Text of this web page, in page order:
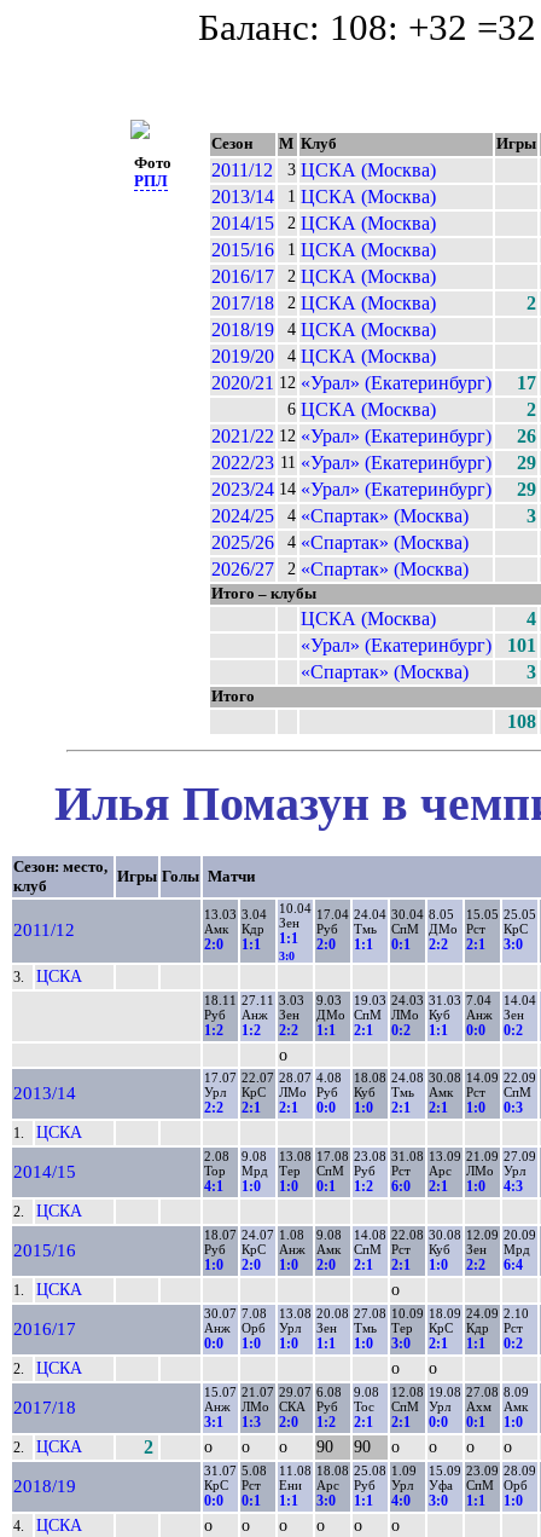
Фото
РПЛ
Баланс: 108: +32
Сезон М Клуб Игры
2011/12 3 ЦСКА (Москва)
2013/14
1 ЦСКА (Москва)
2014/15
2 ЦСКА (Москва)
2015/16
1 ЦСКА (Москва)
2016/17
2 ЦСКА (Москва)
2017/18
2 ЦСКА (Москва)
2
2018/19
4 ЦСКА (Москва)
2019/20
4 ЦСКА (Москва)
2020/21 12 «Урал» (Екатеринбург) 17
6 ЦСКА (Москва)
2
2021/22 12 «Урал» (Екатеринбург)
26
2022/23 11 «Урал» (Екатеринбург)
29
2023/24 14 «Урал» (Екатеринбург)
29
2024/25
4 «Спартак» (Москва)
3
2025/26
4 «Спартак» (Москва)
2026/27
2 «Спартак» (Москва)
Итого – клубы
ЦСКА (Москва)
4
«Урал» (Екатеринбург)
101
«Спартак» (Москва)
3
Итого
108
Илья Помазун в
Сезон: место,
клуб
Игры Голы Матчи
2011/12
13.03
Амк
2:0
3.04
Кдр
1:1
10.04
Зен
1:1
3:0
17.04
Руб
2:0
24.04
Тмь
1:1
30.04
СпМ
0:1
8.05
ДМо
2:2
15.05
Рст
2:1
25.05
КрС
3:0
3. ЦСКА
18.11
Руб
1:2
27.11
Анж
1:2
3.03
Зен
2:2
9.03
ДМо
1:1
19.03
СпМ
2:1
24.03
ЛМо
0:2
31.03
Куб
1:1
7.04
Анж
0:0
14.04
Зен
0:2
о
2013/14
17.07
Урл
2:2
22.07
КрС
2:1
28.07
ЛМо
2:1
4.08
Руб
0:0
18.08
Куб
1:0
24.08
Тмь
2:1
30.08
Амк
2:1
14.09
Рст
1:0
22.09
СпМ
0:3
1. ЦСКА
2014/15
2.08
Тор
4:1
9.08
Мрд
1:0
13.08
Тер
1:0
17.08
СпМ
0:1
23.08
Руб
1:2
31.08
Рст
6:0
13.09
Арс
2:1
21.09
ЛМо
1:0
27.09
Урл
4:3
2. ЦСКА
2015/16
18.07
Руб
1:0
24.07
КрС
2:0
1.08
Анж
1:0
9.08
Амк
2:0
14.08
СпМ
2:1
22.08
Рст
2:1
30.08
Куб
1:0
12.09
Зен
2:2
20.09
Мрд
6:4
1. ЦСКА о
2016/17
30.07
Анж
0:0
7.08
Орб
1:0
13.08
Урл
1:0
20.08
Зен
1:1
27.08
Тмь
1:0
10.09
Тер
3:0
18.09
КрС
2:1
24.09
Кдр
1:1
2.10
Рст
0:2
2. ЦСКА о о
2017/18
15.07
Анж
3:1
21.07
ЛМо
1:3
29.07
СКА
2:0
6.08
Руб
1:2
9.08
Тос
2:1
12.08
СпМ
2:1
19.08
Урл
0:0
27.08
Ахм
0:1
8.09
Амк
1:0
2. ЦСКА 2 о о о 90 90 о о о о
2018/19
31.07
КрС
0:0
5.08
Рст
0:1
11.08
Ени
1:1
18.08
Арс
3:0
25.08
Руб
1:1
1.09
Урл
4:0
15.09
Уфа
3:0
23.09
СпМ
1:1
28.09
Орб
1:0
4. ЦСКА о о о о о о